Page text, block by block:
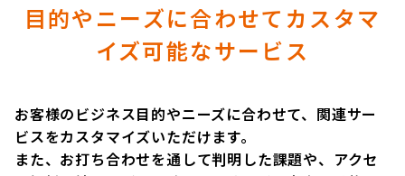
目的やニーズに合わせてカスタマ
イズ可能なサービス
お客様のビジネス目的やニーズに合わせて、関連サー
ビスをカスタマイズいただけます。
また、お打ち合わせを通して判明した課題や、アクセ